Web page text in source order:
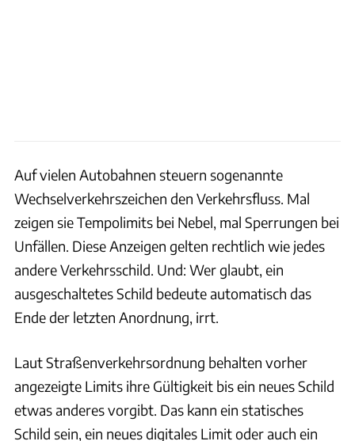
Auf vielen Autobahnen steuern sogenannte
Wechselverkehrszeichen den Verkehrsfluss. Mal
zeigen sie Tempolimits bei Nebel, mal Sperrungen bei
Unfällen. Diese Anzeigen gelten rechtlich wie jedes
andere Verkehrsschild. Und: Wer glaubt, ein
ausgeschaltetes Schild bedeute automatisch das
Ende der letzten Anordnung, irrt.
Laut Straßenverkehrsordnung behalten vorher
angezeigte Limits ihre Gültigkeit bis ein neues Schild
etwas anderes vorgibt. Das kann ein statisches
Schild sein, ein neues digitales Limit oder auch ein